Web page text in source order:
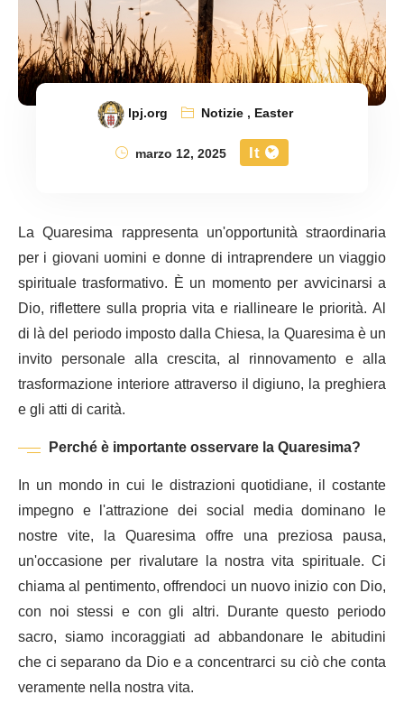
lpj.org Notizie, Easter
marzo 12, 2025
It
La Quaresima rappresenta un'opportunità straordinaria
per i giovani uomini e donne di intraprendere un viaggio
spirituale trasformativo. È un momento per avvicinarsi a
Dio, riflettere sulla propria vita e riallineare le priorità. Al
di là del periodo imposto dalla Chiesa, la Quaresima è un
invito personale alla crescita, al rinnovamento e alla
trasformazione interiore attraverso il digiuno, la preghiera
e gli atti di carità.
Perché è importante osservare la Quaresima?
In un mondo in cui le distrazioni quotidiane, il costante
impegno e l'attrazione dei social media dominano le
nostre vite, la Quaresima offre una preziosa pausa,
un'occasione per rivalutare la nostra vita spirituale. Ci
chiama al pentimento, offrendoci un nuovo inizio con Dio,
con noi stessi e con gli altri. Durante questo periodo
sacro, siamo incoraggiati ad abbandonare le abitudini
che ci separano da Dio e a concentrarci su ciò che conta
veramente nella nostra vita.